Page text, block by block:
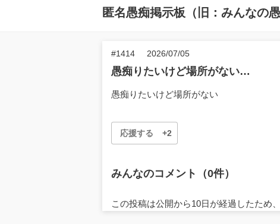
匿名愚痴掲示板（旧：みんなの愚
#1414 2026/07/05
愚痴りたいけど場所がない…
愚痴りたいけど場所がない
応援する +2
みんなのコメント（0件）
この投稿は公開から10日が経過したため